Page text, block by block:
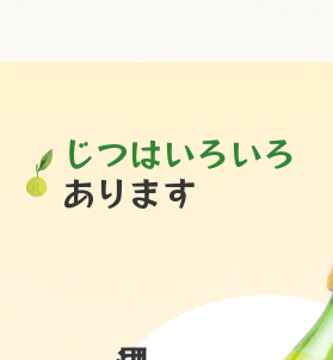
じつはいろいろ
あります